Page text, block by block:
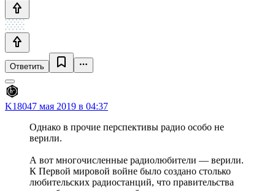
Ответить
K18047 мая 2019 в 04:37
Однако в прочие перспективы радио особо не
верили.
А вот многочисленные радиолюбители — верили.
К Первой мировой войне было создано столько
любительских радиостанций, что правительства